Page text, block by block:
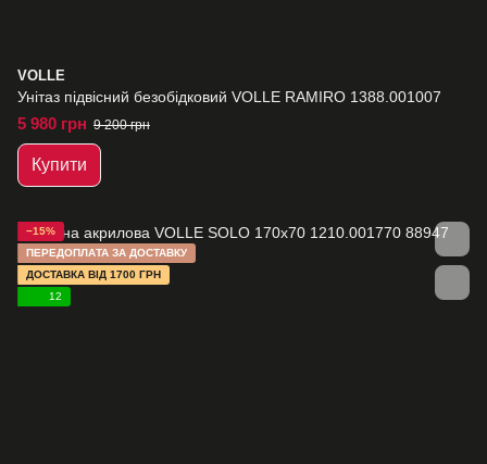
VOLLE
Унітаз підвісний безобідковий VOLLE RAMIRO 1388.001007
5 980 грн 9 200 грн
Купити
−15%
ПЕРЕДОПЛАТА ЗА ДОСТАВКУ
ДОСТАВКА ВІД 1700 ГРН
12